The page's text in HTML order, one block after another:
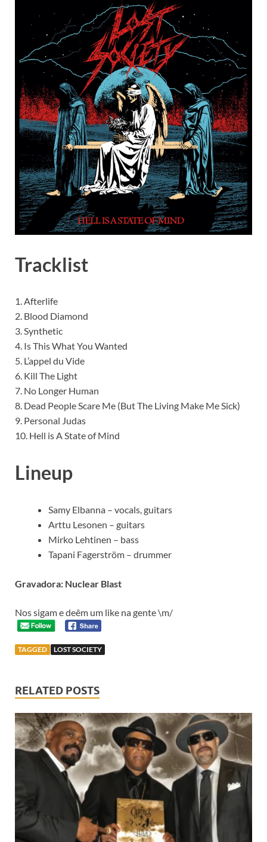
Tracklist
1. Afterlife
2. Blood Diamond
3. Synthetic
4. Is This What You Wanted
5. L’appel du Vide
6. Kill The Light
7. No Longer Human
8. Dead People Scare Me (But The Living Make Me Sick)
9. Personal Judas
10. Hell is A State of Mind
Lineup
Samy Elbanna – vocals, guitars
Arttu Lesonen – guitars
Mirko Lehtinen – bass
Tapani Fagerström – drummer
Gravadora: Nuclear Blast
Nos sigam e deêm um like na gente \m/
TAGGED LOST SOCIETY
RELATED POSTS